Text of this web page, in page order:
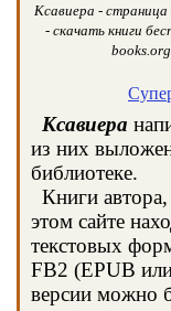
Ксавиера -
- скачать книги
Ксавиера
из них
библиотеке.
Книги
этом сайте
текстовых
FB2 (EPUB
версии можно